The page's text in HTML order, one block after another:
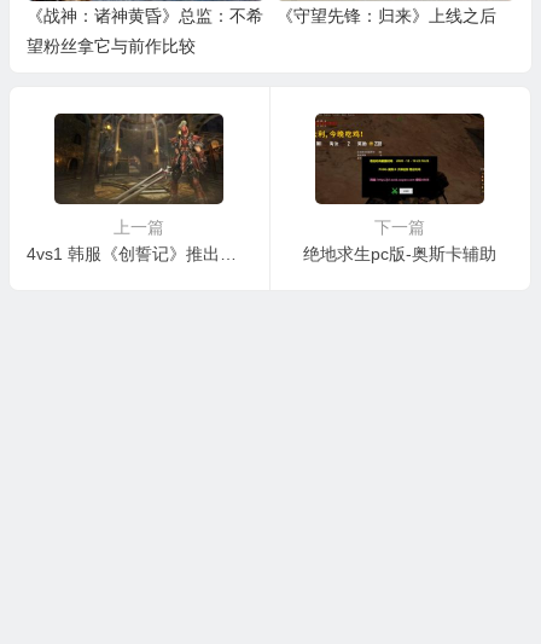
《战神：诸神黄昏》总监：不希
望粉丝拿它与前作比较
《守望先锋：归来》上线之后
上一篇
下一篇
绝地求生pc版-奥斯卡辅助